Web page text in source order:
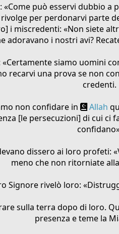
«Come può esservi dubbio a
rivolge per perdonarvi parte
i miscredenti: «Non siete
adoravano i nostri avi?
siamo uomini
recarvi una prova se non
credenti.
non confidare in
Allah
[le persecuzioni] di cui ci
dissero ai loro profeti:
meno che non ritorniate
Signore rivelò loro:
sulla terra dopo di loro.
presenza e teme la